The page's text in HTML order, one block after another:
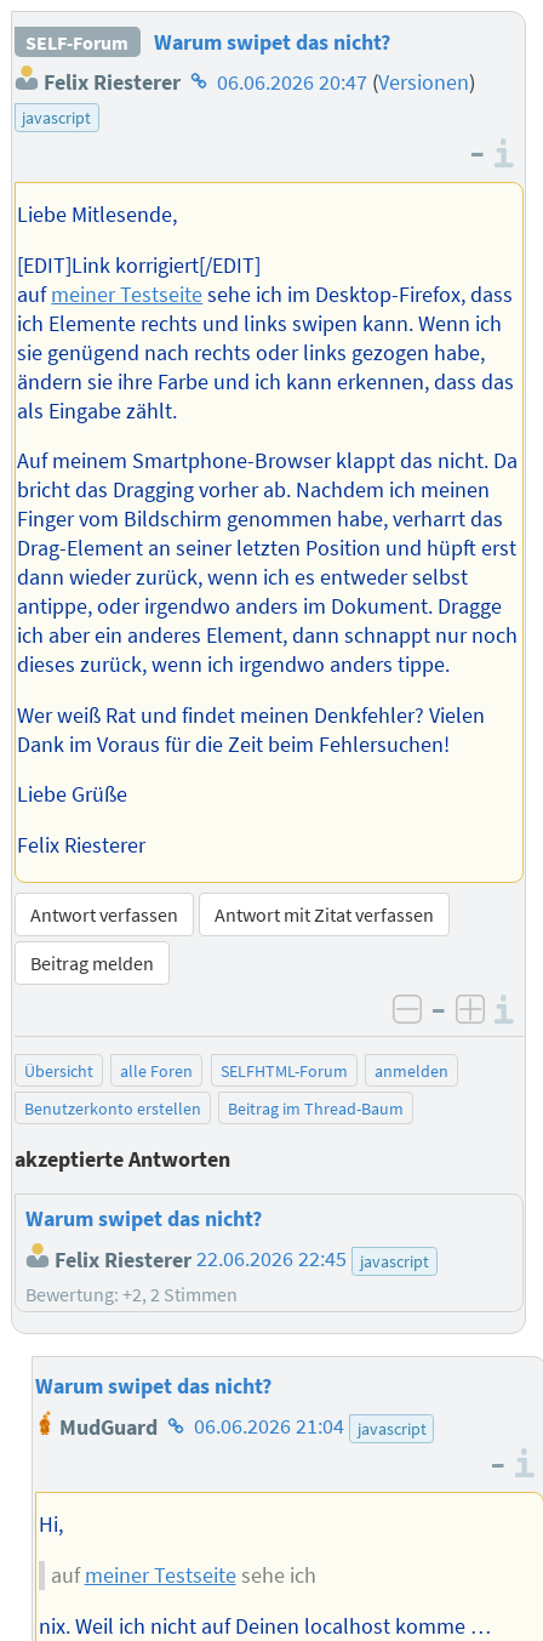
SELF-Forum
Warum swipet das nicht?
Felix Riesterer Homepage
06.06.2026 20:47 (Versionen)
javascript
–
Liebe Mitlesende,
[EDIT]Link korrigiert[/EDIT]
aufmeiner Testseitesehe ich im Desktop-Firefox, dass
ich Elemente rechts und links swipen kann. Wenn ich
sie genügend nach rechts oder links gezogen habe,
ändern sie ihre Farbe und ich kann erkennen, dass das
als Eingabe zählt.
Auf meinem Smartphone-Browser klappt das nicht. Da
bricht das Dragging vorher ab. Nachdem ich meinen
Finger vom Bildschirm genommen habe, verharrt das
Drag-Element an seiner letzten Position und hüpft erst
dann wieder zurück, wenn ich es entweder selbst
antippe, oder irgendwo anders im Dokument. Dragge
ich aber ein anderes Element, dann schnappt nur noch
dieses zurück, wenn ich irgendwo anders tippe.
Wer weiß Rat und findet meinen Denkfehler? Vielen
Dank im Voraus für die Zeit beim Fehlersuchen!
Liebe Grüße
Felix Riesterer
Antwort verfassen
Antwort mit Zitat verfassen
Beitrag melden
negativ
–
Übersicht alle Foren SELFHTML-Forum
anmelden
Benutzerkonto erstellen
Beitrag im Thread-Baum
akzeptierte Antworten
Warum swipet das nicht?
Felix Riesterer22.06.2026 22:45 javascript
Bewertung: +2, 2 Stimmen
Warum swipet das nicht?
MudGuard Homepage
Autors
06.06.2026 21:04 javascript
–
Hi,
aufmeiner Testseitesehe ich
nix. Weil ich nicht auf Deinen localhost komme …